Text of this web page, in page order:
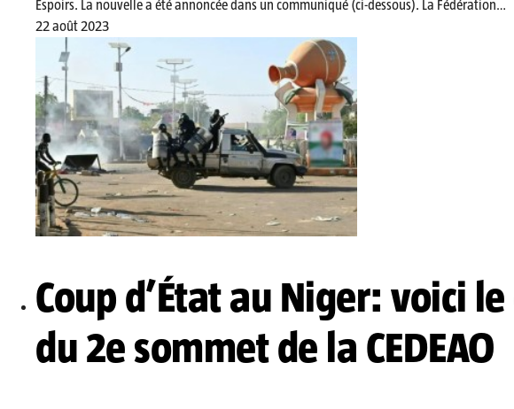
Espoirs. La nouvelle a été annoncée dans un communiqué (ci-dessous). La Fédération…
22 août 2023
Coup d’État au Niger: voici
du 2e sommet de la CEDEAO